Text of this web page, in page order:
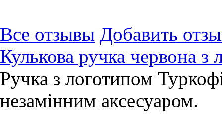
Все отзывы Добавить
Кулькова ручка червона з
Ручка з логотипом
незамінним аксесуаром.